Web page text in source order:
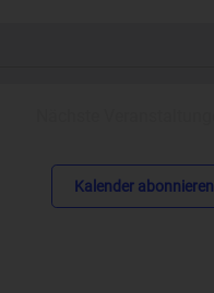
Kalender abonnieren